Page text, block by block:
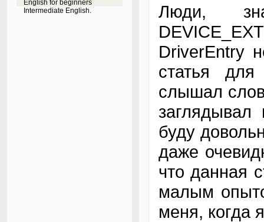
English for beginners
Intermediate English.
Люди,
DriverEntry
статья
слышал
буду
даже
что данная
малым
меня, когда